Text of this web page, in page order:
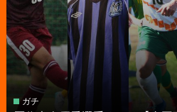
ガチ